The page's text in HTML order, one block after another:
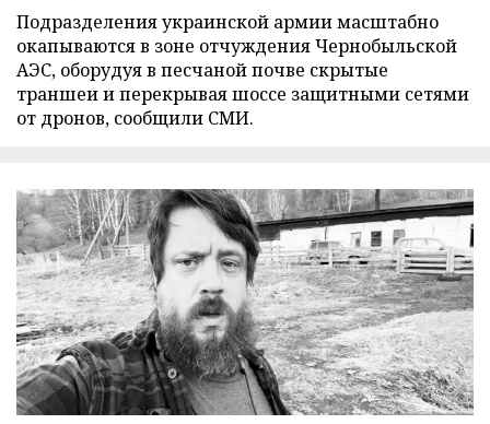
Подразделения украинской армии масштабно
окапываются в зоне отчуждения Чернобыльской
АЭС, оборудуя в песчаной почве скрытые
траншеи и перекрывая шоссе защитными сетями
от дронов, сообщили СМИ.